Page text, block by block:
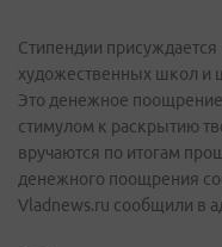
Стипендии
художественных школ и
Это денежное
стимулом к раскрытию
вручаются по итогам
денежного поощрения
Vladnews.ru сообщили в